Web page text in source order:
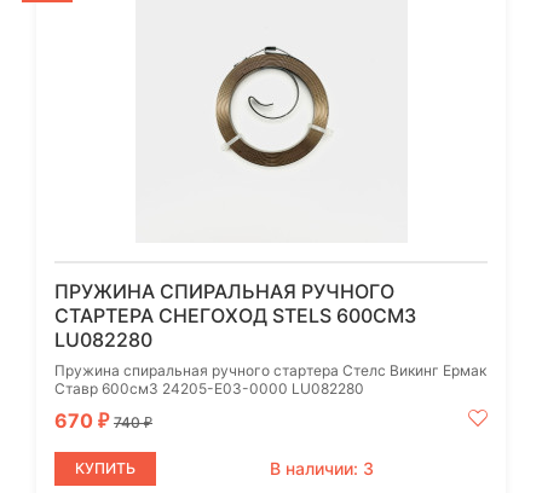
ПРУЖИНА СПИРАЛЬНАЯ РУЧНОГО
СТАРТЕРА СНЕГОХОД STELS 600СМ3
LU082280
Пружина спиральная ручного стартера Стелс Викинг Ермак
Ставр 600см3 24205-E03-0000 LU082280
670 ₽ 740₽
КУПИТЬ В наличии: 3